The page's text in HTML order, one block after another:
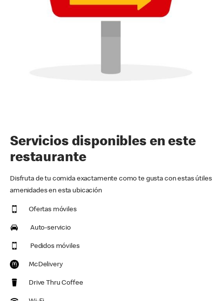
Servicios disponibles en este
restaurante
Disfruta de tu comida exactamente como te gusta con estas útiles
amenidades en esta ubicación
Ofertas móviles
Auto-servicio
Pedidos móviles
McDelivery
Drive Thru Coffee